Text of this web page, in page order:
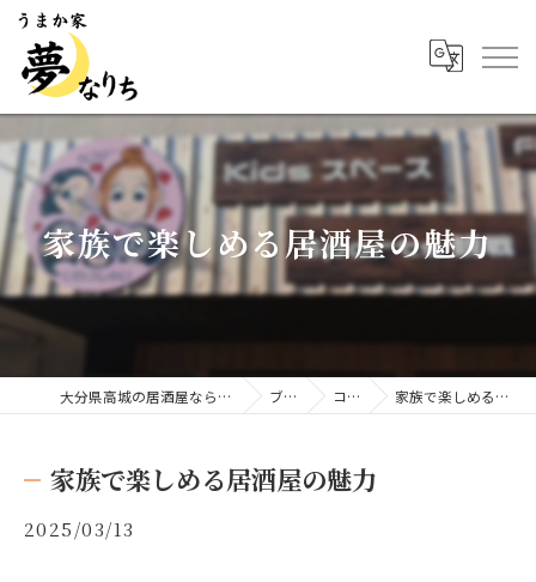
家族で楽しめる居酒屋の魅力
大分県高城の居酒屋ならうまか家 夢なりち ブログ コラム 家族で楽しめる居酒屋の魅力
家族で楽しめる居酒屋の魅力
2025/03/13